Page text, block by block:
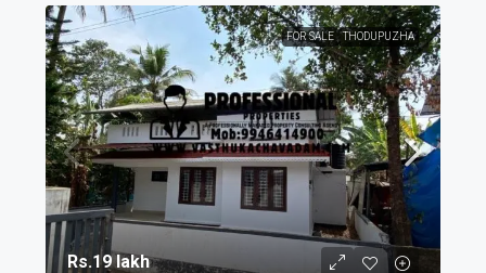
FOR SALE THODUPUZHA
Rs.19 lakh